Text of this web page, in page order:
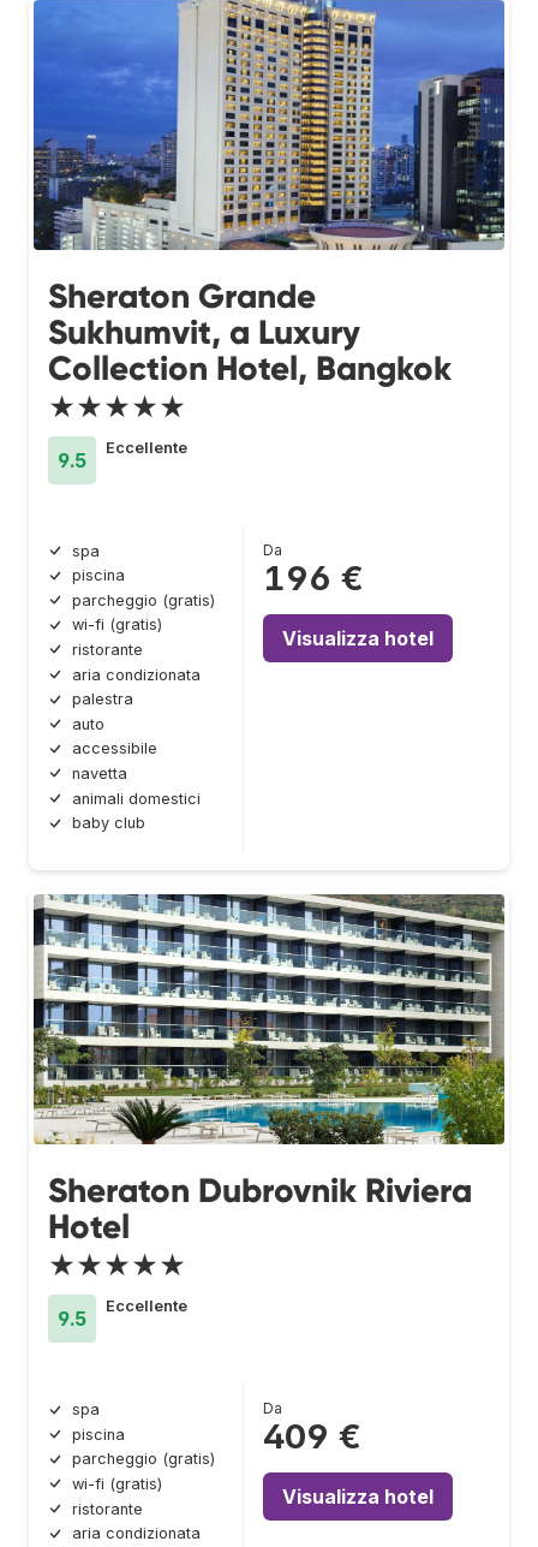
Sheraton Grande
Sukhumvit, a Luxury
Collection Hotel, Bangkok
★★★★★
9.5
Eccellente
spa
piscina
parcheggio (gratis)
wi-fi (gratis)
ristorante
aria condizionata
palestra
auto
accessibile
navetta
animali domestici
baby club
Da
196 €
Visualizza hotel
Sheraton Dubrovnik Riviera
Hotel
★★★★★
9.5
Eccellente
spa
piscina
parcheggio (gratis)
wi-fi (gratis)
ristorante
aria condizionata
Da
409 €
Visualizza hotel